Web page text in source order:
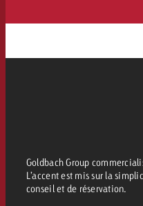
Goldbach Group
L’accent est mis sur la
conseil et de réservation.